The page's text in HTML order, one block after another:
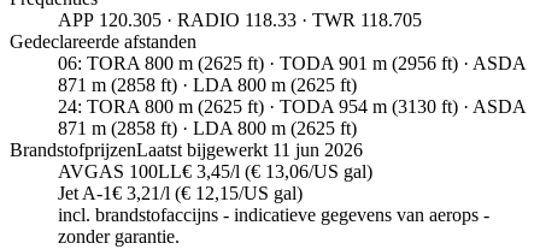
APP 120.305 · RADIO 118.33 · TWR 118.705
Gedeclareerde afstanden
06: TORA 800 m (2625 ft) · TODA 901 m (2956 ft) · ASDA
871 m (2858 ft) · LDA 800 m (2625 ft)
24: TORA 800 m (2625 ft) · TODA 954 m (3130 ft) · ASDA
871 m (2858 ft) · LDA 800 m (2625 ft)
BrandstofprijzenLaatst bijgewerkt 11 jun 2026
AVGAS 100LL€ 3,45/l (€ 13,06/US gal)
Jet A-1€ 3,21/l (€ 12,15/US gal)
incl. brandstofaccijns - indicatieve gegevens van aerops -
zonder garantie.